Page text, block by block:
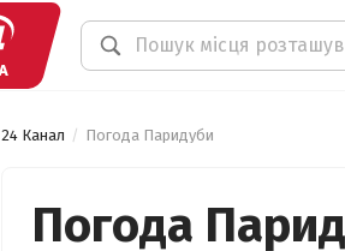
24 Канал Погода Паридуби
Погода